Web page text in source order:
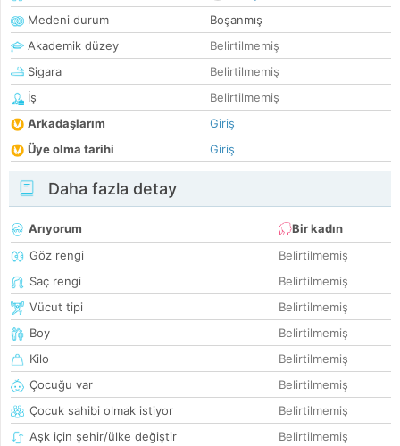
Medeni durum
Boşanmış
Akademik düzey
Belirtilmemiş
Sigara
Belirtilmemiş
İş
Belirtilmemiş
Arkadaşlarım
Giriş
Üye olma tarihi
Giriş
Daha fazla detay
Arıyorum
Bir kadın
Göz rengi
Belirtilmemiş
Saç rengi
Belirtilmemiş
Vücut tipi
Belirtilmemiş
Boy
Belirtilmemiş
Kilo
Belirtilmemiş
Çocuğu var
Belirtilmemiş
Çocuk sahibi olmak istiyor
Belirtilmemiş
Aşk için şehir/ülke değiştir
Belirtilmemiş